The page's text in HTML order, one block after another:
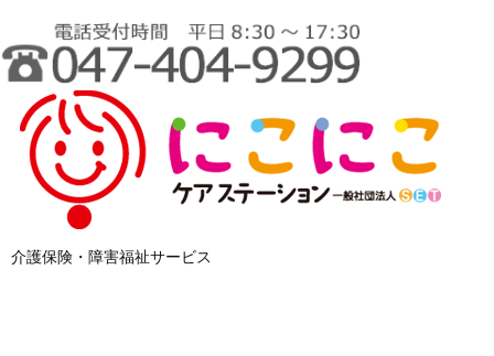
介護保険・障害福祉サービス